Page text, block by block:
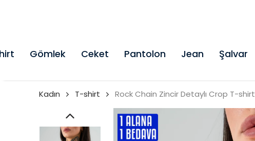
Gömlek Ceket Pantolon Jean Şalvar
Kadın T-shirt Rock Chain Zincir Detaylı Crop T-shirt